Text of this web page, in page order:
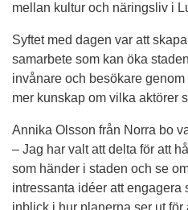
mellan kultur och näringsliv i
Syftet med dagen var att
samarbete som kan öka
invånare och besökare
mer kunskap om vilka aktörer
Annika Olsson från Norra bo
– Jag har valt att delta för att
som händer i staden och se
intressanta idéer att engagera